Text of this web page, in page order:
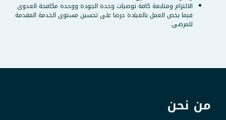
الالتزام ومتابعة كافة توصيات وحدة الجودة ووحدة مكافحة العدوى
فيما يخص العمل بالعيادة حرصا على تحسين مستوى الخدمة المقدمة
للمرضى.
من نحن